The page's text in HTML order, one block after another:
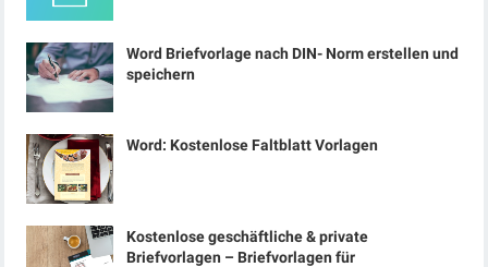
Word Briefvorlage nach DIN- Norm erstellen und
speichern
Word: Kostenlose Faltblatt Vorlagen
Kostenlose geschäftliche & private
Briefvorlagen – Briefvorlagen für